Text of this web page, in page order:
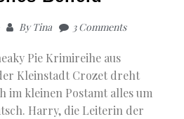
ByTina 3 Comments
Pie Krimireihe aus
Kleinstadt Crozet dreht
im kleinen Postamt alles um
Harry, die Leiterin der